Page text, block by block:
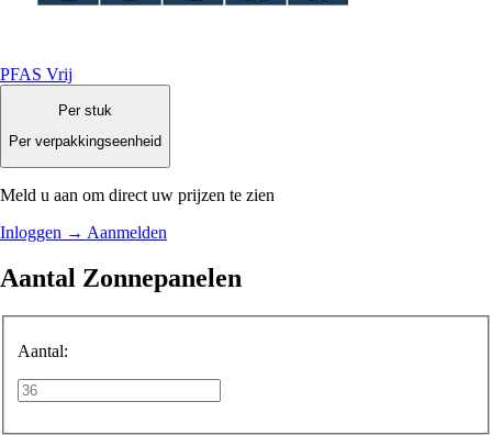
PFAS Vrij
Per stuk
Per verpakkingseenheid
Meld u aan om direct uw prijzen te zien
Inloggen → Aanmelden
Aantal Zonnepanelen
Aantal: